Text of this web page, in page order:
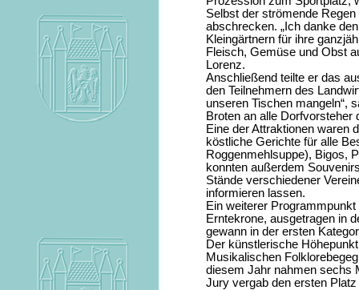
Selbst der strömende
abschrecken. „Ich danke
Kleingärtnern für ihre
Fleisch, Gemüse und Obst
Lorenz.
Anschließend teilte er das
den Teilnehmern des
unseren Tischen mangeln“,
Broten an alle
Eine der Attraktionen waren
köstliche Gerichte für alle
Roggenmehlsuppe), Bigos,
konnten außerdem
Stände verschiedener
informieren lassen.
Ein weiterer
Erntekrone, ausgetragen in
gewann in der ersten
Der künstlerische
Musikalischen
diesem Jahr nahmen sechs
Jury vergab den ersten